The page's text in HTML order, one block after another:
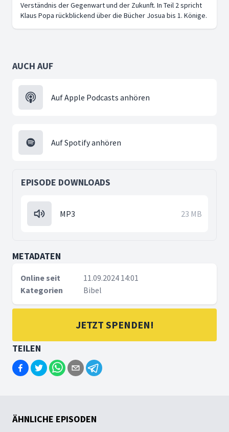
Verständnis der Gegenwart und der Zukunft. In Teil 2 spricht
Klaus Popa rückblickend über die Bücher Josua bis 1. Könige.
AUCH AUF
Auf Apple Podcasts anhören
Auf Spotify anhören
EPISODE DOWNLOADS
MP3 23 MB
METADATEN
Online seit
11.09.2024 14:01
Kategorien
Bibel
JETZT SPENDEN!
TEILEN
ÄHNLICHE EPISODEN